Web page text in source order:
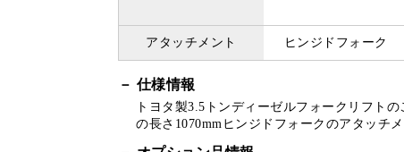
アタッチメント ヒンジドフォーク
仕様情報
トヨタ製3.5トンディーゼルフォークリフト
の長さ1070mmヒンジドフォークのアタッチ